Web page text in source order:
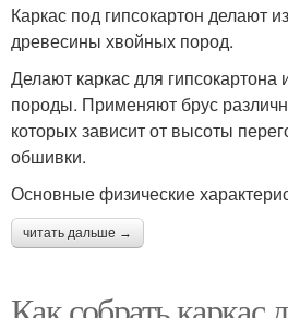
Каркас под гипсокартон делают
древесины хвойных пород.
Делают каркас для гипсокартона
породы. Применяют брус
которых зависит от высоты
обшивки.
Основные физические
читать дальше →